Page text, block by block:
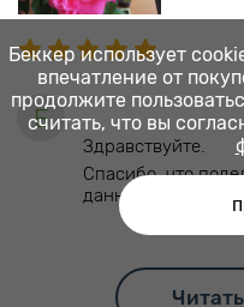
Б
Здравствуйте.
Спасибо, что
данном сорте
Беккер использует
впечатление от
продолжите
считать, что вы